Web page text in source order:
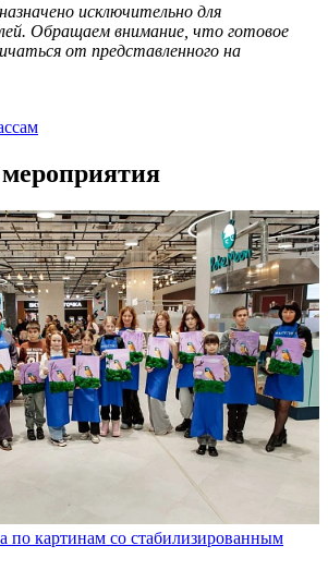
исключительно для
Обращаем внимание, что готовое
от представленного на
по картинам со стабилизированным